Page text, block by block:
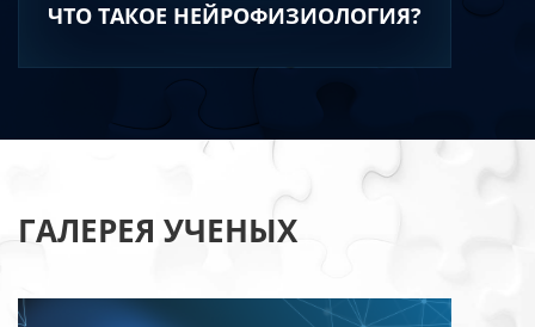
ЧТО ТАКОЕ НЕЙРОФИЗИОЛОГИЯ?
ГАЛЕРЕЯ УЧЕНЫХ